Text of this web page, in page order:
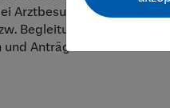
Arztbesuchen,
Begleitung bei
und Anträgen und